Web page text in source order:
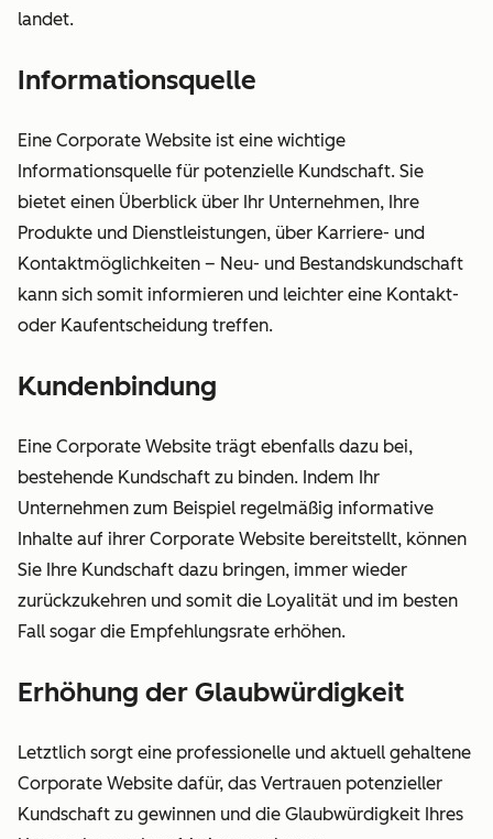
landet.
Informationsquelle
Eine Corporate Website ist eine wichtige
Informationsquelle für potenzielle Kundschaft. Sie
bietet einen Überblick über Ihr Unternehmen, Ihre
Produkte und Dienstleistungen, über Karriere- und
Kontaktmöglichkeiten – Neu- und Bestandskundschaft
kann sich somit informieren und leichter eine Kontakt-
oder Kaufentscheidung treffen.
Kundenbindung
Eine Corporate Website trägt ebenfalls dazu bei,
bestehende Kundschaft zu binden. Indem Ihr
Unternehmen zum Beispiel regelmäßig informative
Inhalte auf ihrer Corporate Website bereitstellt, können
Sie Ihre Kundschaft dazu bringen, immer wieder
zurückzukehren und somit die Loyalität und im besten
Fall sogar die Empfehlungsrate erhöhen.
Erhöhung der Glaubwürdigkeit
Letztlich sorgt eine professionelle und aktuell gehaltene
Corporate Website dafür, das Vertrauen potenzieller
Kundschaft zu gewinnen und die Glaubwürdigkeit Ihres